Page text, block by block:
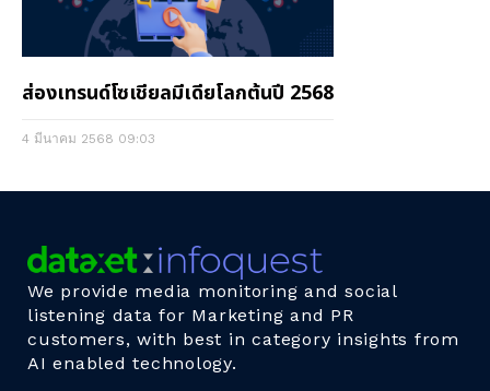
ส่องเทรนด์โซเชียลมีเดียโลกต้นปี 2568
4 มีนาคม 2568 09:03
We provide media monitoring and social
listening data for Marketing and PR
customers, with best in category insights from
AI enabled technology.